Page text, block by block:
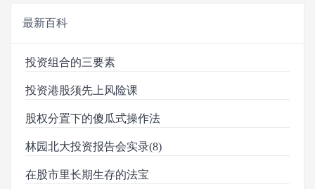
最新百科
投资组合的三要素
投资港股须先上风险课
股权分置下的傻瓜式操作法
林园北大投资报告会实录(8)
在股市里长期生存的法宝